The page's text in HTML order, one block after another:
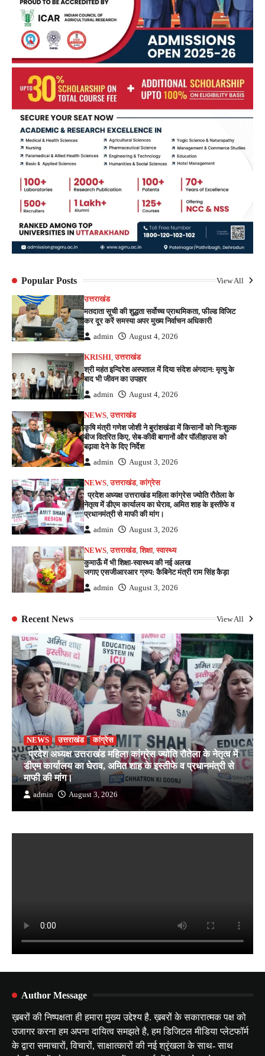
Popular Posts View All
उत्तराखंड
मतदाता सूची की शुद्धता सर्वोच्च प्राथमिकता, फील्ड विजिट
कर दूर करें समस्या अपर मुख्य निर्वाचन अधिकारी
admin August 4, 2026
KRISHI ,उत्तराखंड
श्री महंत इन्दिरेश अस्पताल में दिया संदेश अंगदान: मृत्यु के
बाद भी जीवन का उपहार
admin August 4, 2026
NEWS ,उत्तराखंड
कृषि मंत्री गणेश जोशी ने बुरांशखंडा में किसानों को निःशुल्क
बीज वितरित किए, सेब-कीवी बागानों और पॉलीहाउस को
बढ़ावा देने के दिए निर्देश
admin August 3, 2026
NEWS ,उत्तराखंड,कांग्रेस
प्रदेश अध्यक्ष उत्तराखंड महिला कांग्रेस ज्योति रौतेला के
नेतृत्व में डीएम कार्यालय का घेराव, अमित शाह के इस्तीफे व
प्रधानमंत्री से माफी की मांग।
admin August 3, 2026
NEWS ,उत्तराखंड,शिक्षा,स्वास्थ्य
कुमाऊँ में भी शिक्षा-स्वास्थ्य की नई अलख
जगाए एसजीआरआर ग्रुप: कैबिनेट मंत्री राम सिंह कैड़ा
admin August 3, 2026
Recent News View All
NEWS उत्तराखंड कांग्रेस
प्रदेश अध्यक्ष उत्तराखंड महिला कांग्रेस ज्योति रौतेला के नेतृत्व में
डीएम कार्यालय का घेराव, अमित शाह के इस्तीफे व प्रधानमंत्री से
माफी की मांग।
admin August 3, 2026
Author Message
ख़बरों की निष्पक्षता ही हमारा मुख्य उद्देश्य है. ख़बरों के सकारात्मक पक्ष को
उजागर करना हम अपना दायित्व समझते है, हम डिजिटल मीडिया प्लेटफॉर्म
के द्वारा समाचारों, विचारों, साक्षात्कारों की नई श्रृंखला के साथ- साथ